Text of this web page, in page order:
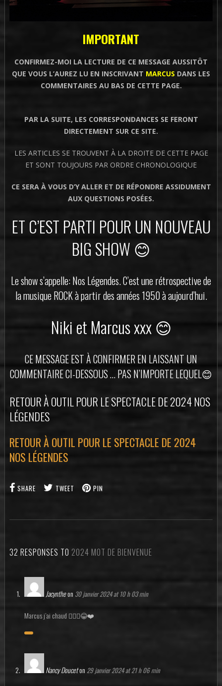
IMPORTANT
CONFIRMEZ-MOI LA LECTURE DE CE MESSAGE AUSSITÔT
QUE VOUS L’AUREZ LU EN INSCRIVANT MARCUS DANS LES
COMMENTAIRES AU BAS DE CETTE PAGE.
PAR LA SUITE, LES CORRESPONDANCES SE FERONT
DIRECTEMENT SUR CE SITE.
LES ARTICLES SE TROUVENT À LA DROITE DE CETTE PAGE
ET SONT TOUJOURS PAR ORDRE CHRONOLOGIQUE
CE SERA À VOUS D’Y ALLER ET DE RÉPONDRE ASSIDUMENT
AUX QUESTIONS POSÉES.
ET C’EST PARTI POUR UN NOUVEAU
BIG SHOW 😊
Le show s’appelle: Nos Légendes. C’est une rétrospective de
la musique ROCK à partir des années 1950 à aujourd’hui.
Niki et Marcus xxx 😊
CE MESSAGE EST À CONFIRMER EN LAISSANT UN
COMMENTAIRE CI-DESSOUS … PAS N’IMPORTE LEQUEL😊
RETOUR À OUTIL POUR LE SPECTACLE DE 2024 NOS
LÉGENDES
RETOUR À OUTIL POUR LE SPECTACLE DE 2024
NOS LÉGENDES
SHARE TWEET PIN
32 RESPONSES TO 2024 MOT DE BIENVENUE
Jacyntheon 30 janvier 2024 at 10 h 03 min
Marcus j’ai chaud 🤷🏻‍♀️😂❤️
Nancy Douceton 29 janvier 2024 at 21 h 06 min